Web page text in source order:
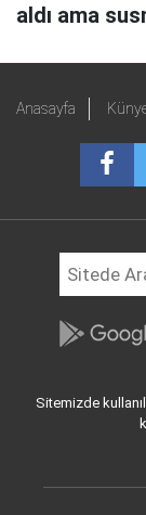
aldı ama
Anasayfa
Sitemizde